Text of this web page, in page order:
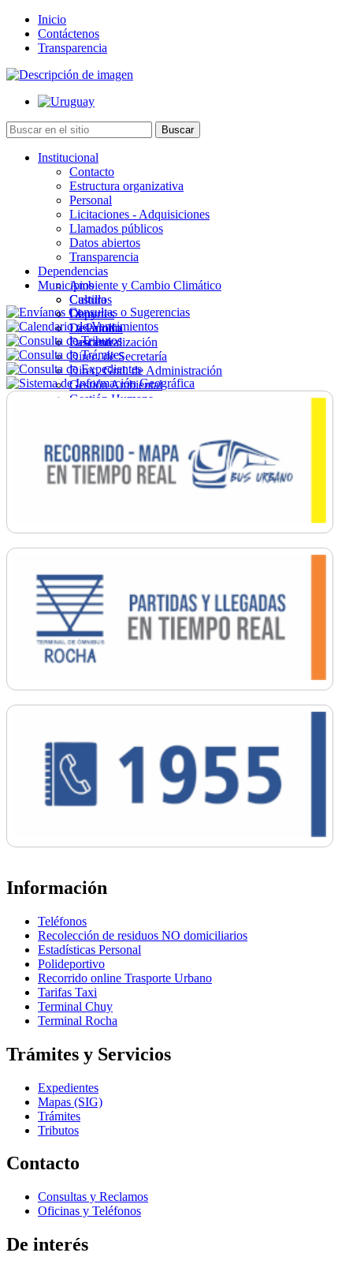
Inicio
Contáctenos
Transparencia
Institucional
Contacto
Estructura organizativa
Personal
Licitaciones - Adquisiciones
Llamados públicos
Datos abiertos
Transparencia
Dependencias
Ambiente y Cambio Climático
Cultura
Deportes
Desarrollo
Descentralización
Direc. de Secretaría
Direc. Gral. de Administración
Gestión Ambiental
Gestión Humana
Ordenamiento
Promoción Social
Salud
Secretaría General
Municipios
Castillos
Chuy
La Paloma
Lascano
Información
Teléfonos
Recolección de residuos NO domiciliarios
Estadísticas Personal
Polideportivo
Recorrido online Trasporte Urbano
Tarifas Taxi
Terminal Chuy
Terminal Rocha
Trámites y Servicios
Expedientes
Mapas (SIG)
Trámites
Tributos
Contacto
Consultas y Reclamos
Oficinas y Teléfonos
De interés